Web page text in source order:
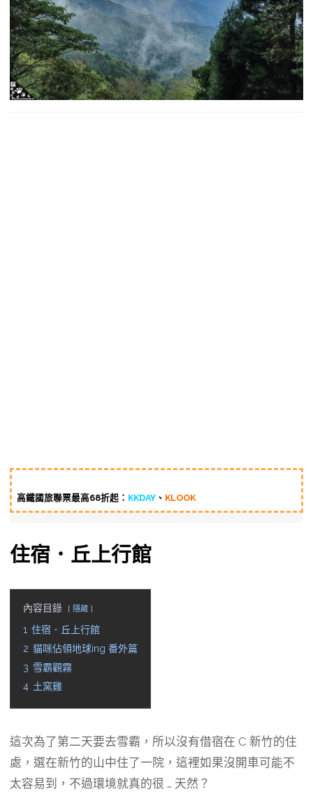
高鐵國旅聯票最高68折起： KKDAY 、 KLOOK
住宿．丘上行館
內容目錄 隱藏
1 住宿．丘上行館
2 貓咪佔領地球ing 番外篇
3 雪霸觀霧
4 土窯雞
這次為了第二天要去雪霸，所以沒有借宿在 C 新竹的住
處，選在新竹的山中住了一院，這裡如果沒開車可能不
太容易到，不過環境就真的很 … 天然？